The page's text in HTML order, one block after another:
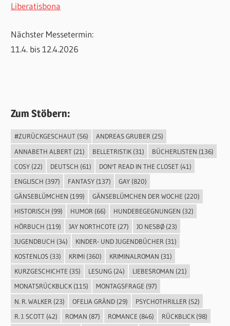
Liberatisbona
Nächster Messetermin:
11.4. bis 12.4.2026
Zum Stöbern:
#ZURÜCKGESCHAUT(56) ANDREAS GRUBER(25)
ANNABETH ALBERT(21) BELLETRISTIK(31) BÜCHERLISTEN (136)
COSY(22) DEUTSCH (61) DON'T READ IN THE CLOSET(41)
ENGLISCH (397) FANTASY(137) GAY(820)
GÄNSEBLÜMCHEN (199) GÄNSEBLÜMCHEN DER WOCHE (220)
HISTORISCH (99) HUMOR(66) HUNDEBEGEGNUNGEN (32)
HÖRBUCH (119) JAY NORTHCOTE (27) JO NESBØ(23)
JUGENDBUCH (34) KINDER- UND JUGENDBÜCHER (31)
KOSTENLOS(33) KRIMI(360) KRIMINALROMAN (31)
KURZGESCHICHTE (35) LESUNG(24) LIEBESROMAN (21)
MONATSRÜCKBLICK(115) MONTAGSFRAGE (97)
N. R. WALKER (23) OFELIA GRÄND(29) PSYCHOTHRILLER (52)
R. J. SCOTT(42) ROMAN (87) ROMANCE (846) RÜCKBLICK(98)